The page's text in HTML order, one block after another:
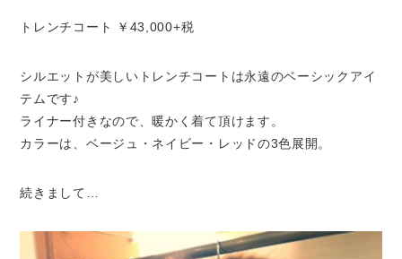
トレンチコート ￥43,000+税
シルエットが美しいトレンチコートは永遠のベーシックアイ
テムです♪
ライナー付きなので、暖かく着て頂けます。
カラーは、ベージュ・ネイビー・レッドの3色展開。
続きまして…